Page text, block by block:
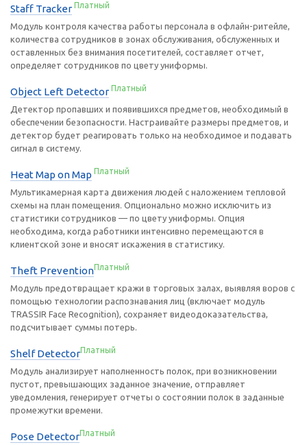
Staff Tracker Платный
Модуль контроля качества работы персонала в офлайн-ритейле,
количества сотрудников в зонах обслуживания, обслуженных и
оставленных без внимания посетителей, составляет отчет,
определяет сотрудников по цвету униформы.
Object Left Detector Платный
Детектор пропавших и появившихся предметов, необходимый в
обеспечении безопасности. Настраивайте размеры предметов, и
детектор будет реагировать только на необходимое и подавать
сигнал в систему.
Heat Map on Map Платный
Мультикамерная карта движения людей с наложением тепловой
схемы на план помещения. Опционально можно исключить из
статистики сотрудников — по цвету униформы. Опция
необходима, когда работники интенсивно перемещаются в
клиентской зоне и вносят искажения в статистику.
Theft PreventionПлатный
Модуль предотвращает кражи в торговых залах, выявляя воров с
помощью технологии распознавания лиц (включает модуль
TRASSIR Face Recognition), сохраняет видеодоказательства,
подсчитывает суммы потерь.
Shelf DetectorПлатный
Модуль анализирует наполненность полок, при возникновении
пустот, превышающих заданное значение, отправляет
уведомления, генерирует отчеты о состоянии полок в заданные
промежутки времени.
Pose DetectorПлатный